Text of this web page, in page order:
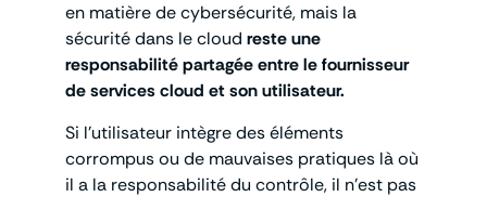
en matière de cybersécurité, mais la
sécurité dans le cloud reste une
responsabilité partagée entre le fournisseur
de services cloud et son utilisateur.
Si l’utilisateur intègre des éléments
corrompus ou de mauvaises pratiques là où
il a la responsabilité du contrôle, il n’est pas